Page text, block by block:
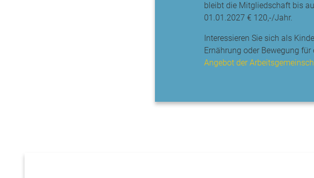
bleibt die Mitgliedschaft bis
01.01.2027 € 120,-/Jahr.
Interessieren Sie sich als
Ernährung oder Bewegung
Angebot der